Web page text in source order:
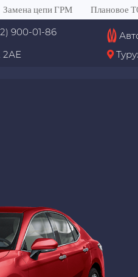
Замена цепи ГРМ Плановое
900-01-86
2АЕ